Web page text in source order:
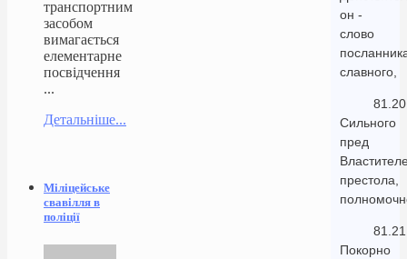
он -
слово
славного,
81.20
Сильного
пред
престола,
81.21
Покорно
транспортним
засобом
вимагається
елементарне
посвідчення
...
Детальніше...
Міліцейське
свавілля в
поліції